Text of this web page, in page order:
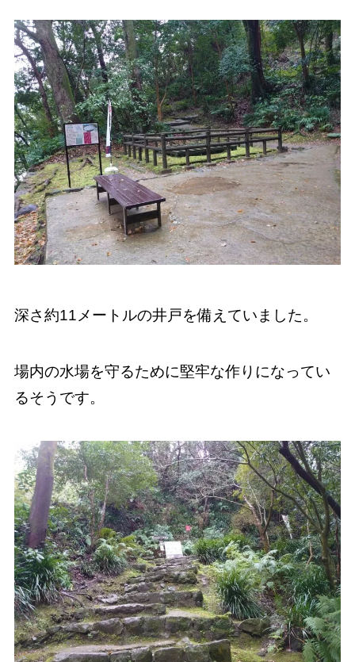
深さ約11メートルの井戸を備えていました。
場内の水場を守るために堅牢な作りになってい
るそうです。